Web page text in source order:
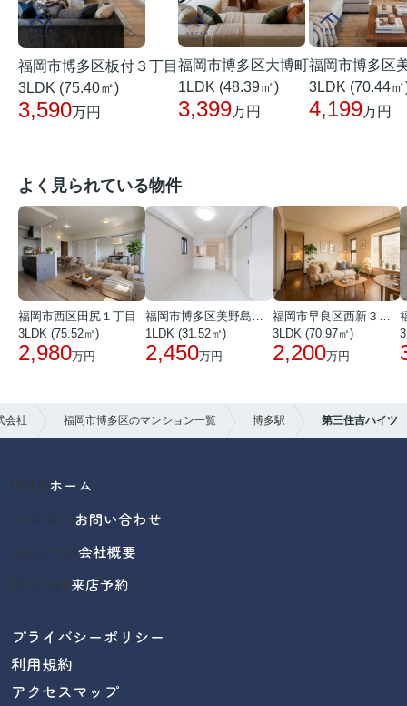
福岡市博多区板付３丁目
3LDK (75.40㎡)
3,590万円
福岡市博多区大博町
1LDK (48.39㎡)
3,399万円
福岡市博多区
3LDK (70.44
4,199万円
よく見られている物件
福岡市西区田尻１丁目
3LDK (75.52㎡)
2,980万円
1LDK (31.52㎡)
2,450万円
3LDK (70.97㎡)
2,200万円
会社 福岡市博多区のマンション一覧 博多駅 第三住吉ハイツ
HOMEホーム
CONTACTお問い合わせ
ABOUT US会社概要
RESERVE来店予約
プライバシーポリシー
利用規約
アクセスマップ